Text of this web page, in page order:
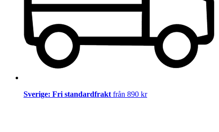
Sverige: Fri standardfrakt från 890 kr